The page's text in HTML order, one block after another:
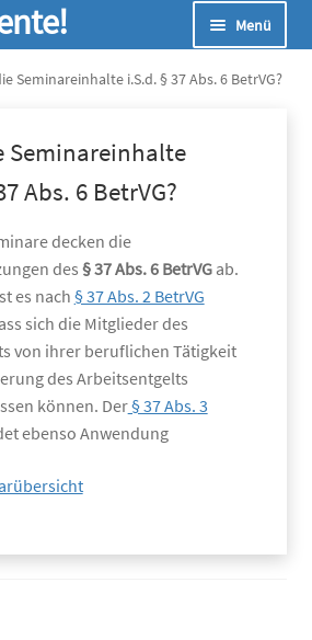
Menü
Seminareinhalte i.S.d. § 37 Abs. 6 BetrVG?
Seminareinhalte
Abs. 6 BetrVG?
decken die
des§ 37 Abs. 6 BetrVGab.
es nach § 37 Abs. 2 BetrVG
sich die Mitglieder des
von ihrer beruflichen Tätigkeit
des Arbeitsentgelts
können. Der§ 37 Abs. 3
ebenso Anwendung